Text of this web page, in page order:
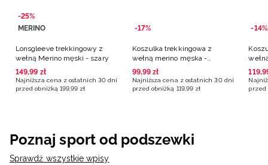
-25%
MERINO
Lonsgleeve trekkingowy z
wełną Merino męski - szary
149,99 zł
Najniższa cena z ostatnich 30 dni
przed obniżką 199,99 zł
-17%
Koszulka trekkingowa z
wełną merino męska -
czerwona
99,99 zł
Najniższa cena z ostatnich 30 dni
przed obniżką 119,99 zł
-14%
119,
przed
Poznaj sport od podszewki
Sprawdź wszystkie wpisy